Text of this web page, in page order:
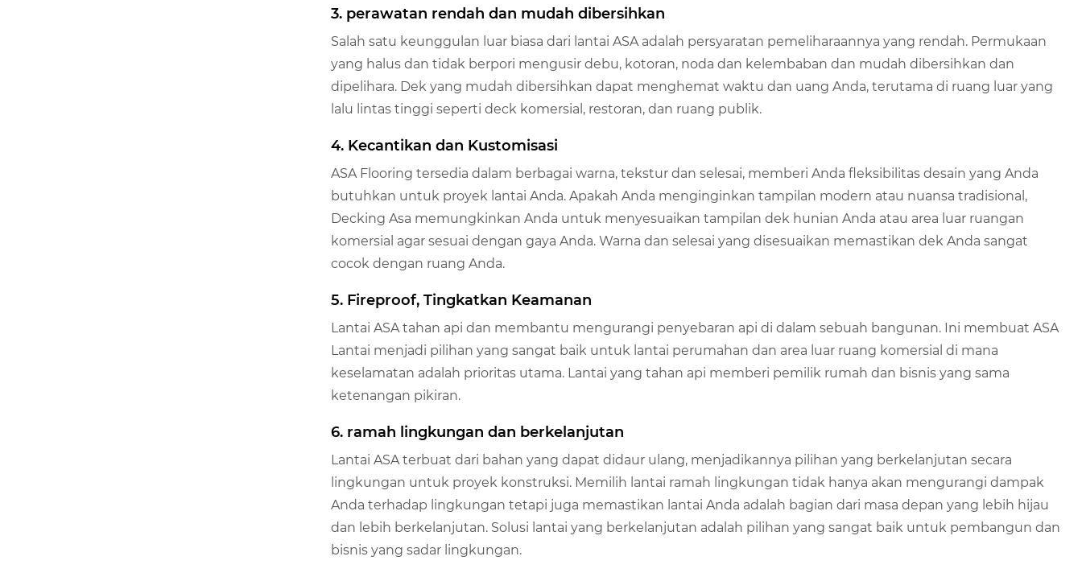
3. perawatan rendah dan mudah dibersihkan
Salah satu keunggulan luar biasa dari lantai ASA adalah persyaratan pemeliharaannya yang rendah. Permukaan
yang halus dan tidak berpori mengusir debu, kotoran, noda dan kelembaban dan mudah dibersihkan dan
dipelihara. Dek yang mudah dibersihkan dapat menghemat waktu dan uang Anda, terutama di ruang luar yang
lalu lintas tinggi seperti deck komersial, restoran, dan ruang publik.
4. Kecantikan dan Kustomisasi
ASA Flooring tersedia dalam berbagai warna, tekstur dan selesai, memberi Anda fleksibilitas desain yang Anda
butuhkan untuk proyek lantai Anda. Apakah Anda menginginkan tampilan modern atau nuansa tradisional,
Decking Asa memungkinkan Anda untuk menyesuaikan tampilan dek hunian Anda atau area luar ruangan
komersial agar sesuai dengan gaya Anda. Warna dan selesai yang disesuaikan memastikan dek Anda sangat
cocok dengan ruang Anda.
5. Fireproof, Tingkatkan Keamanan
Lantai ASA tahan api dan membantu mengurangi penyebaran api di dalam sebuah bangunan. Ini membuat ASA
Lantai menjadi pilihan yang sangat baik untuk lantai perumahan dan area luar ruang komersial di mana
keselamatan adalah prioritas utama. Lantai yang tahan api memberi pemilik rumah dan bisnis yang sama
ketenangan pikiran.
6. ramah lingkungan dan berkelanjutan
Lantai ASA terbuat dari bahan yang dapat didaur ulang, menjadikannya pilihan yang berkelanjutan secara
lingkungan untuk proyek konstruksi. Memilih lantai ramah lingkungan tidak hanya akan mengurangi dampak
Anda terhadap lingkungan tetapi juga memastikan lantai Anda adalah bagian dari masa depan yang lebih hijau
dan lebih berkelanjutan. Solusi lantai yang berkelanjutan adalah pilihan yang sangat baik untuk pembangun dan
bisnis yang sadar lingkungan.